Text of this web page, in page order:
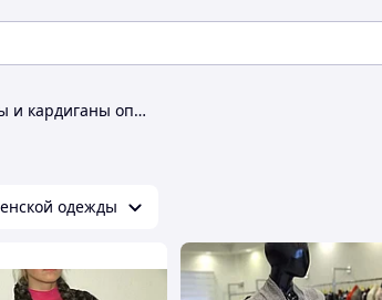
Женские свитеры и кардиганы оптом
одежды